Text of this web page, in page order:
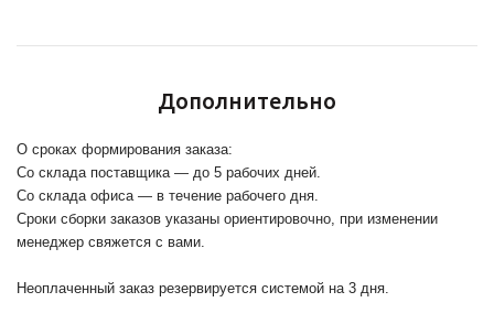
Дополнительно
О сроках формирования заказа:
Со склада поставщика — до 5 рабочих дней.
Со склада офиса — в течение рабочего дня.
Сроки сборки заказов указаны ориентировочно, при изменении
менеджер свяжется с вами.
Неоплаченный заказ резервируется системой на 3 дня.